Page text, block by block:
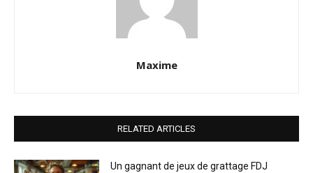
Maxime
RELATED ARTICLES
Un gagnant de jeux de grattage FDJ